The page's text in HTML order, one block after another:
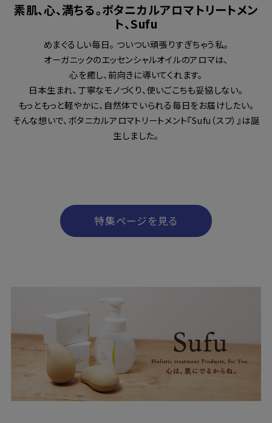
素肌、心、満ちる。ボタニカルアロマトリートメン
ト、Sufu
めまぐるしい毎日。 ついつい頑張りすぎちゃう私。
オーガニックのエッセンシャルオイルのアロマは、
心を癒し、前向きに導いてくれます。
日本生まれ、丁寧なモノづくり、使いごこちも妥協しない。
もっともっと軽やかに、自然体でいられる毎日をお届けしたい。
そんな想いで、ボタニカルアロマトリートメント『Sufu（スフ）』は誕
生しました。
特集ページを見る